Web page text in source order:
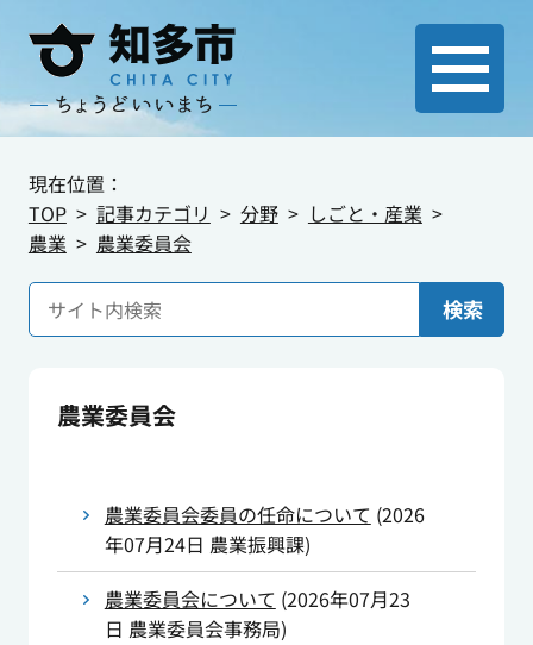
現在位置：
TOP
記事カテゴリ 分野
しごと・産業
農業
農業委員会
検索
農業委員会
農業委員会委員の任命について (2026
年07月24日 農業振興課)
農業委員会について (2026年07月23
日 農業委員会事務局)